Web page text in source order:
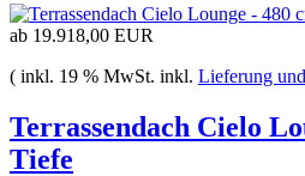
ab 19.918,00 EUR
( inkl. 19 % MwSt. inkl. Lieferung
Terrassendach Cielo
Tiefe